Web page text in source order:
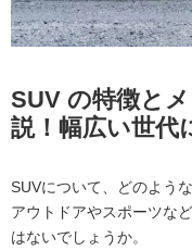
SUV の特徴と
説！幅広い世
SUVについて、どのよう
アウトドアやスポーツな
はないでしょうか。